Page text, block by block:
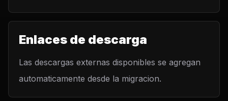
Enlaces de descarga
Las descargas externas disponibles se agregan
automaticamente desde la migracion.